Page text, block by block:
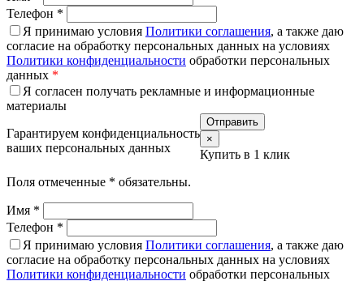
Телефон *
Я принимаю условия Политики соглашения, а также даю
согласие на обработку персональных данных на условиях
Политики конфиденциальности обработки персональных
данных *
Я согласен получать рекламные и информационные
материалы
Гарантируем конфиденциальность
ваших персональных данных
×
Купить в 1 клик
Поля отмеченные * обязательны.
Имя *
Телефон *
Я принимаю условия Политики соглашения, а также даю
согласие на обработку персональных данных на условиях
Политики конфиденциальности обработки персональных